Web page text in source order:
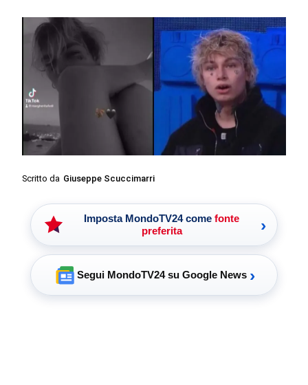
Scritto da Giuseppe Scuccimarri
Imposta MondoTV24 come fonte
preferita
›
Segui MondoTV24 su Google News ›